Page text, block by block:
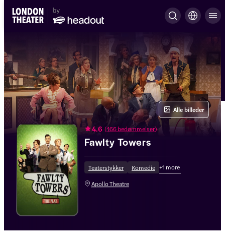
4.6 (166 bedømmelser)
Fawlty Towers
Teaterstykker Komedie +1 more
Apollo Theatre
Alle billeder